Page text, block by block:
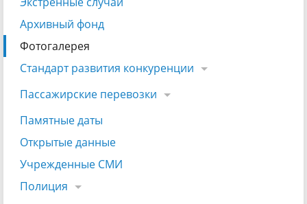
Архивный фонд
Фотогалерея
Стандарт развития конкуренции
Пассажирские перевозки
Памятные даты
Открытые данные
Учрежденные СМИ
Полиция